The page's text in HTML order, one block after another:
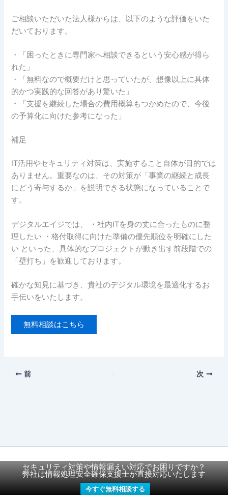
ご相談いただいた法人様からは、以下のような評価をいた
だいております。
・「困ったときに専門家へ相談できるという安心感が得ら
れた」
・「無料なので概要だけと思っていたが、想像以上に具体
的かつ実践的な回答があり驚いた」
・「支援を継続した場合の費用概算もつかめたので、今後
の予算化に向けた参考になった」
補足
IT活用やセキュリティ対策は、実施すること自体が目的では
ありません。重要なのは、その対策が「事業の継続と成長
にどう寄与するか」を説明できる状態になっていることで
す。
デジタルエイジでは、 ・社内ITを身の丈に合ったものに整
理したい ・格付取得に向けた準備の優先順位を明確にした
い といった、具体的なプロジェクトが動き出す前段階での
「壁打ち」を歓迎しております。
確かな知見に基づき、貴社のデジタル環境を最適化するお
手伝いをいたします。
無料相談はこちら
前 次
Copyright © 2026 株式会社DigitalAge
セキュリティ対策や情報漏えい対応でお困りですか？
弊社は情報処理安全確保支援士が直接対応いたします
今すぐ無料相談する